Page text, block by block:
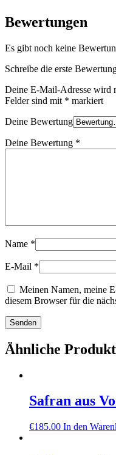
Bewertungen
Es gibt noch keine
Schreibe die erste
Deine E-Mail-Adresse wird
Felder sind mit * markiert
Deine Bewertung
Deine Bewertung *
Name *
E-Mail *
Meinen Namen, meine
diesem Browser für die
Ähnliche
Safran aus
€185.00 In den